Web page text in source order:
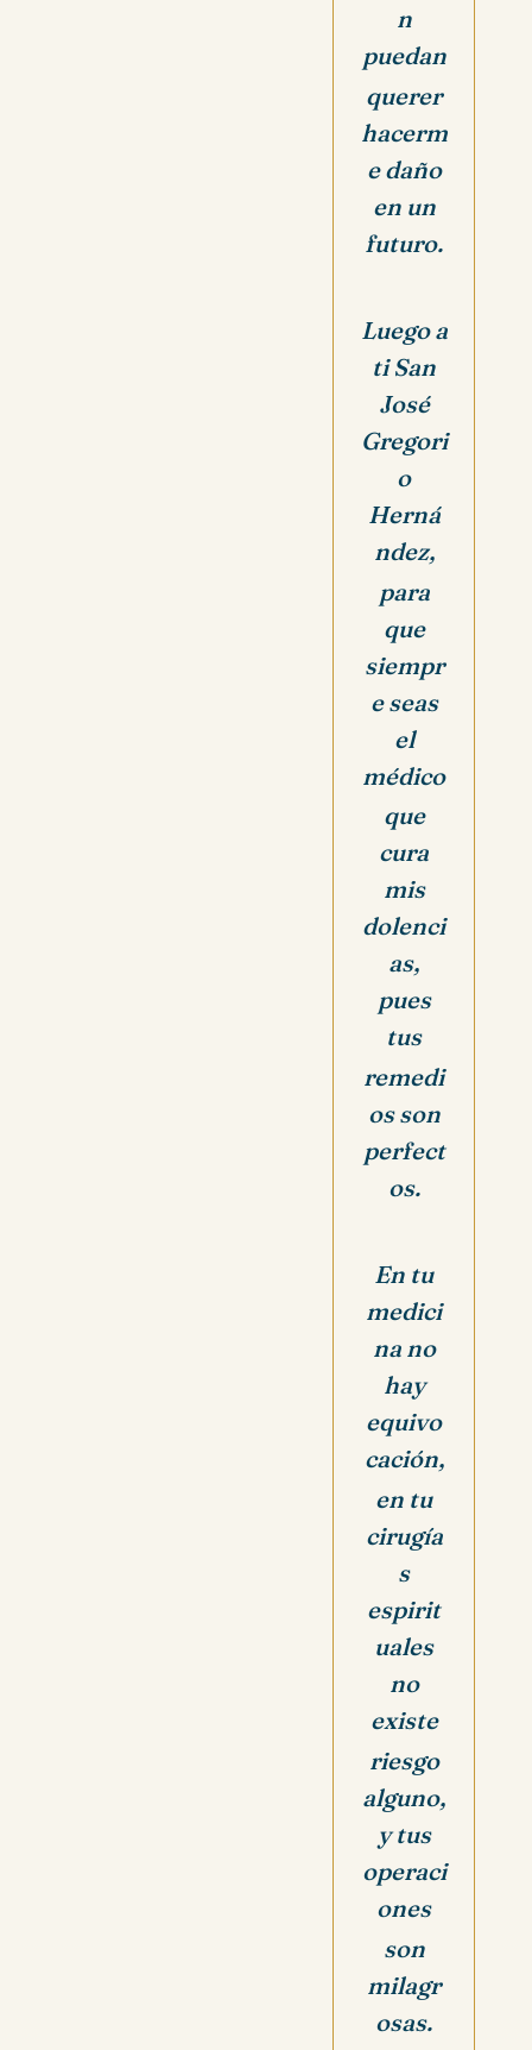
n
puedan
querer
hacerm
e daño
en un
futuro.
Luego a
ti San
José
Gregori
o
Herná
ndez,
para
que
siempr
e seas
el
médico
que
cura
mis
dolenci
as,
pues
tus
remedi
os son
perfect
os.
En tu
medici
na no
hay
equivo
cación,
en tu
cirugía
s
espirit
uales
no
existe
riesgo
alguno,
y tus
operaci
ones
son
milagr
osas.